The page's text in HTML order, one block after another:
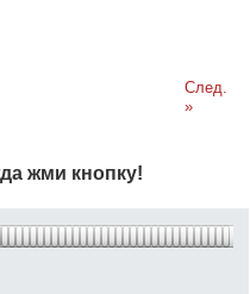
След.
»
жми кнопку!